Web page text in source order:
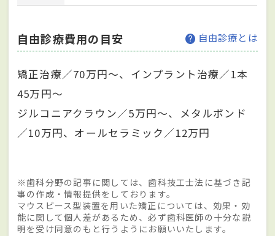
自由診療費用の目安 自由診療とは
矯正治療／70万円～、インプラント治療／1本
45万円～
ジルコニアクラウン／5万円～、メタルボンド
／10万円、オールセラミック／12万円
※歯科分野の記事に関しては、歯科技工士法に基づき記
事の作成・情報提供をしております。
マウスピース型装置を用いた矯正については、効果・効
能に関して個人差があるため、必ず歯科医師の十分な説
明を受け同意のもと行うようにお願いいたします。